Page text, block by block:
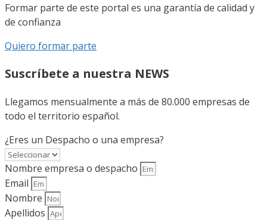
Formar parte de este portal es una garantía de calidad y
de confianza
Quiero formar parte
Suscríbete a nuestra NEWS
Llegamos mensualmente a más de 80.000 empresas de
todo el territorio español.
¿Eres un Despacho o una empresa?
Nombre empresa o despacho
Email
Nombre
Apellidos